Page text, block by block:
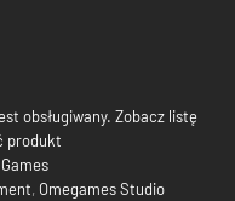
obsługiwany. Zobacz listę
produkt
, Omegames Studio